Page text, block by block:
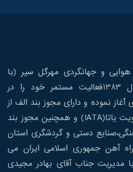
و جهانگردی مهرگل سیر (با
مسولیت محدود) از سال 1383فعالیت مستمر خود را در
نموده و دارای مجوز بند الف از
هواپیمایی کشوری و عضویت یاتا(IATA) و همچنین مجوز بند
دستی و گردشگری استان
آهن جمهوری اسلامی ایران می
جناب آقای بهادر مجیدی